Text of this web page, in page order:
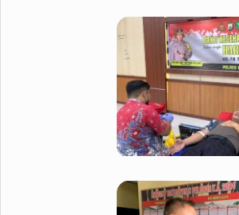
Partai Politik
Pilpres
Hukum & Kriminal
Internasional
Citizen
Pemerintahan